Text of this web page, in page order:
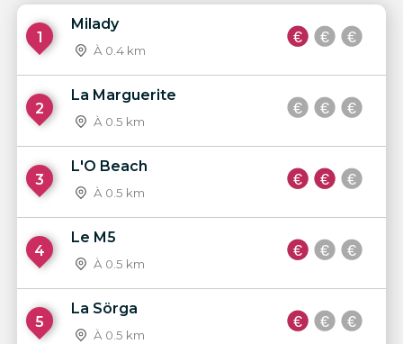
1
Milady
À 0.4 km
2
La Marguerite
À 0.5 km
3
L'O Beach
À 0.5 km
4
Le M5
À 0.5 km
5
La Sörga
À 0.5 km